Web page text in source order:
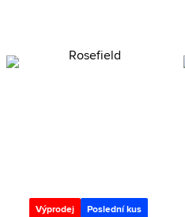
Výprodej Poslední kus